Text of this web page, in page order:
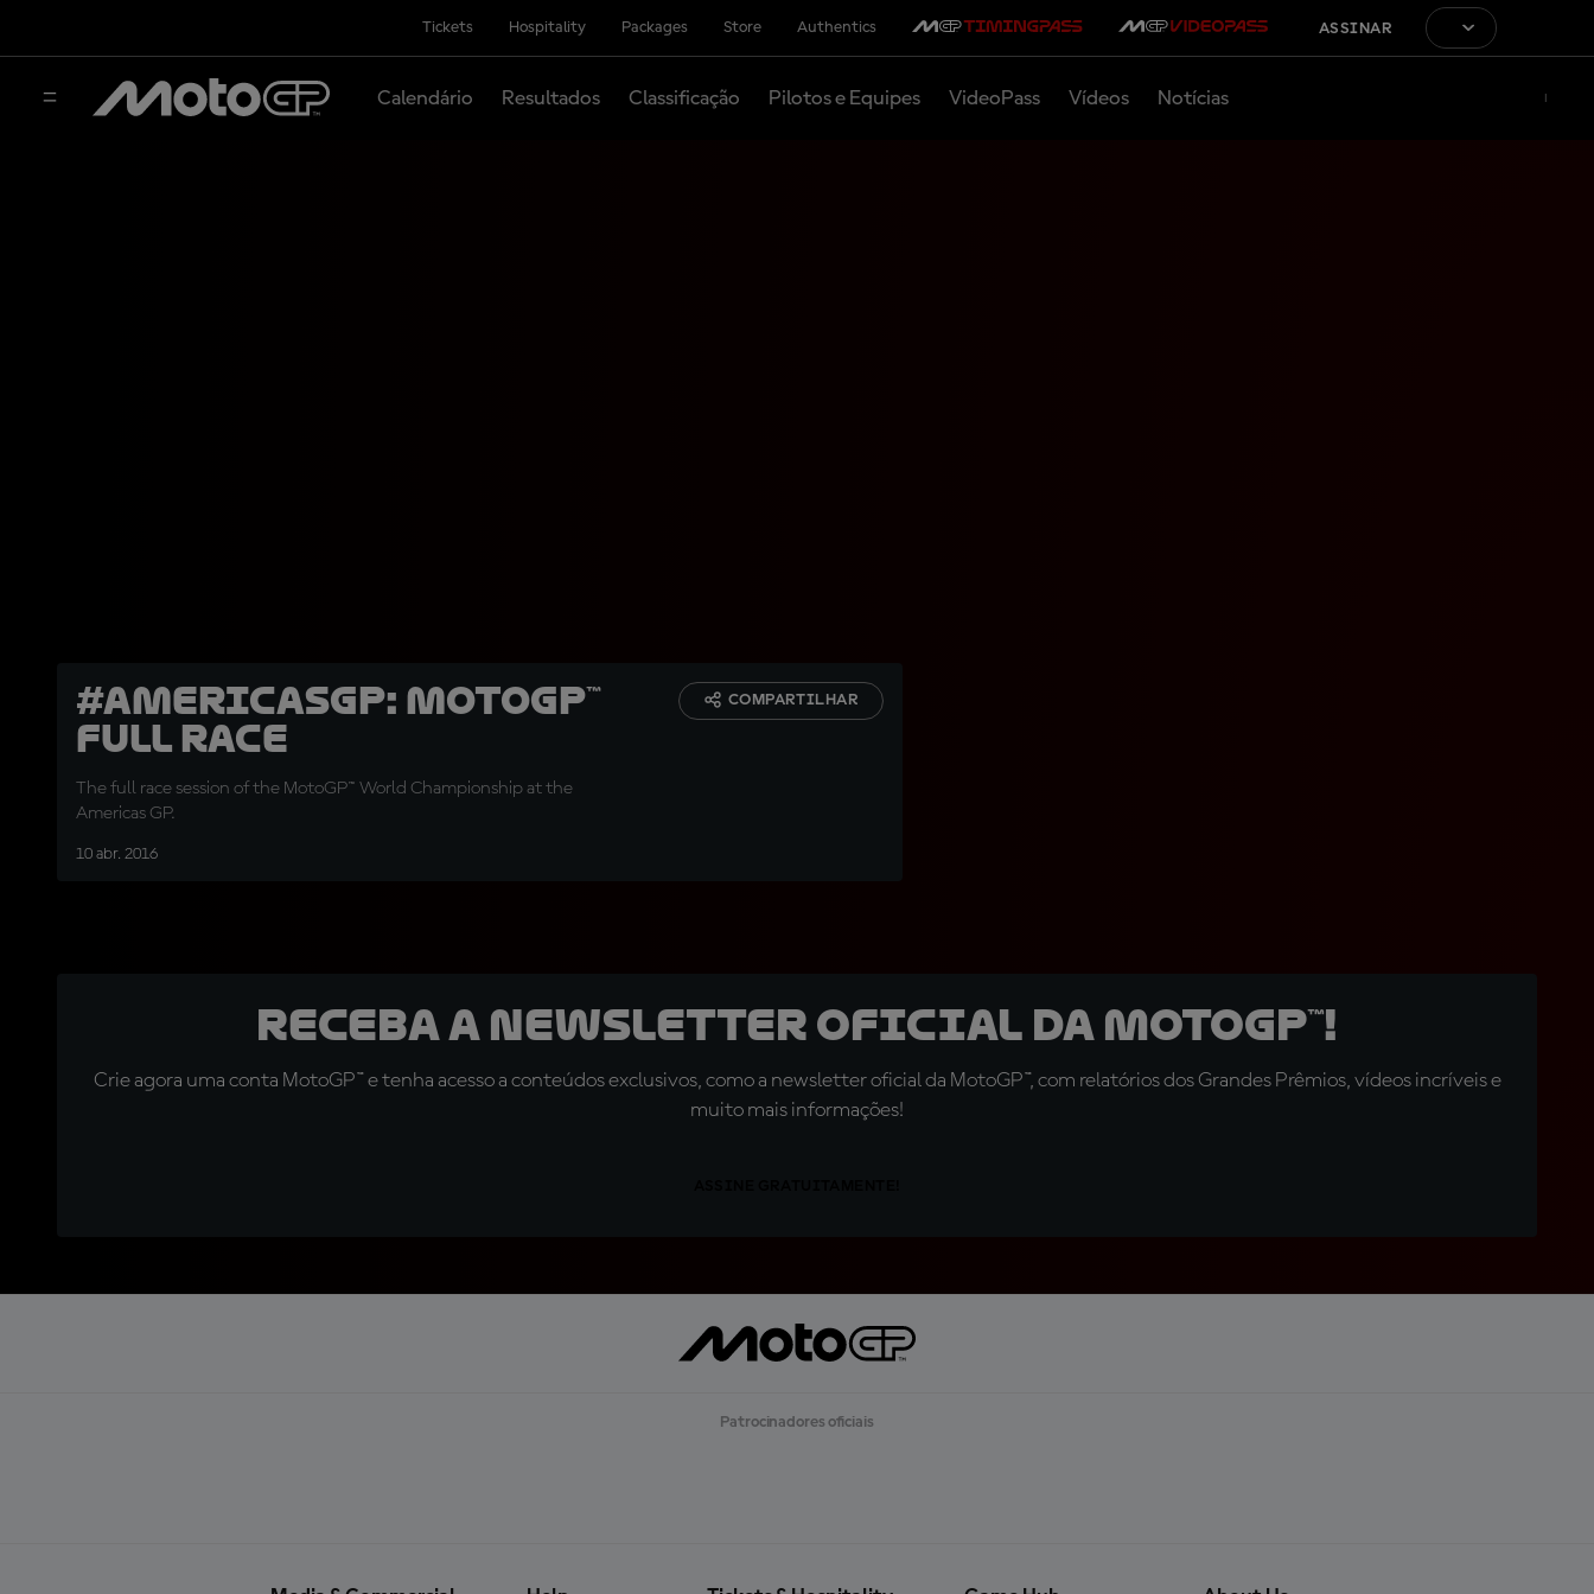
Tickets Hospitality Packages Store Authentics ASSINAR
Calendário Resultados Classificação Pilotos e Equipes VideoPass Vídeos Notícias
#AmericasGP: MotoGP™
Full Race
The full race session of the MotoGP™ World Championship at the
Americas GP.
10 abr. 2016
COMPARTILHAR
Receba a newsletter oficial da MotoGP™!
Crie agora uma conta MotoGP™ e tenha acesso a conteúdos exclusivos, como a newsletter oficial da MotoGP™, com relatórios dos Grandes Prêmios, vídeos incríveis e
muito mais informações!
Patrocinadores oficiais